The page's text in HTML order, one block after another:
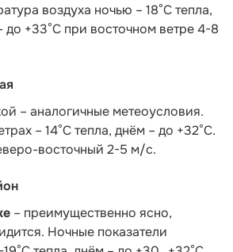
воздуха ночью – 18°С тепла,
до +33°С при восточном ветре 4-8
– аналогичные метеоусловия.
– 14°C тепла, днём – до +32°C.
восточный 2-5 м/с.
– преимущественно ясно,
Ночные показатели